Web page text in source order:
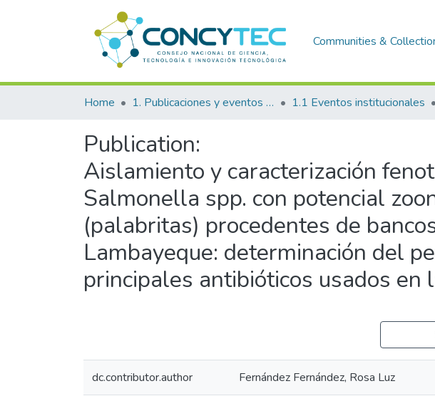
Communities &
Home 1. Publicaciones y eventos institucionales 1.1 Eventos institucionales
Publication:
Aislamiento y caracterización
Salmonella spp. con potencial
(palabritas) procedentes de
Lambayeque: determinación del
principales antibióticos usados en
dc.contributor.author Fernández Fernández, Rosa Luz